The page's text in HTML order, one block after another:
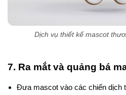
Dịch vụ thiết kế mascot
7. Ra mắt và quảng bá
Đưa mascot vào các chiến dịch